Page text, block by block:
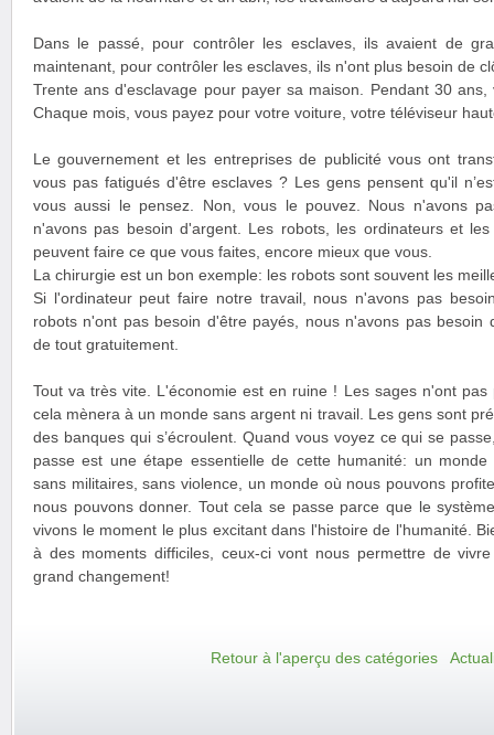
Dans le passé, pour contrôler les esclaves, ils avaient de
maintenant, pour contrôler les esclaves, ils n'ont plus besoin de
Trente ans d'esclavage pour payer sa maison. Pendant 30
Chaque mois, vous payez pour votre voiture, votre téléviseur
Le gouvernement et les entreprises de publicité vous ont
vous pas fatigués d'être esclaves ? Les gens pensent qu'il
vous aussi le pensez. Non, vous le pouvez. Nous n'avons
n'avons pas besoin d'argent. Les robots, les ordinateurs et les
peuvent faire ce que vous faites, encore mieux que vous.
La chirurgie est un bon exemple: les robots sont souvent les
Si l'ordinateur peut faire notre travail, nous n'avons pas
robots n'ont pas besoin d'être payés, nous n'avons pas besoin
de tout gratuitement.
Tout va très vite. L'économie est en ruine ! Les sages n'ont
cela mènera à un monde sans argent ni travail. Les gens sont
des banques qui s’écroulent. Quand vous voyez ce qui se
passe est une étape essentielle de cette humanité: un
sans militaires, sans violence, un monde où nous pouvons
nous pouvons donner. Tout cela se passe parce que le
vivons le moment le plus excitant dans l'histoire de l'humanité.
à des moments difficiles, ceux-ci vont nous permettre de
grand changement!
Retour à l'aperçu des catégories